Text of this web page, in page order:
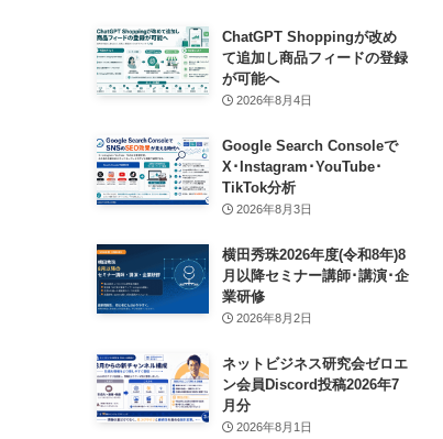
ChatGPT Shoppingが改め
て追加し商品フィードの登録
が可能へ
2026年8月4日
Google Search Consoleで
X･Instagram･YouTube･
TikTok分析
2026年8月3日
横田秀珠2026年度(令和8年)8
月以降セミナー講師･講演･企
業研修
2026年8月2日
ネットビジネス研究会ゼロエ
ン会員Discord投稿2026年7
月分
2026年8月1日